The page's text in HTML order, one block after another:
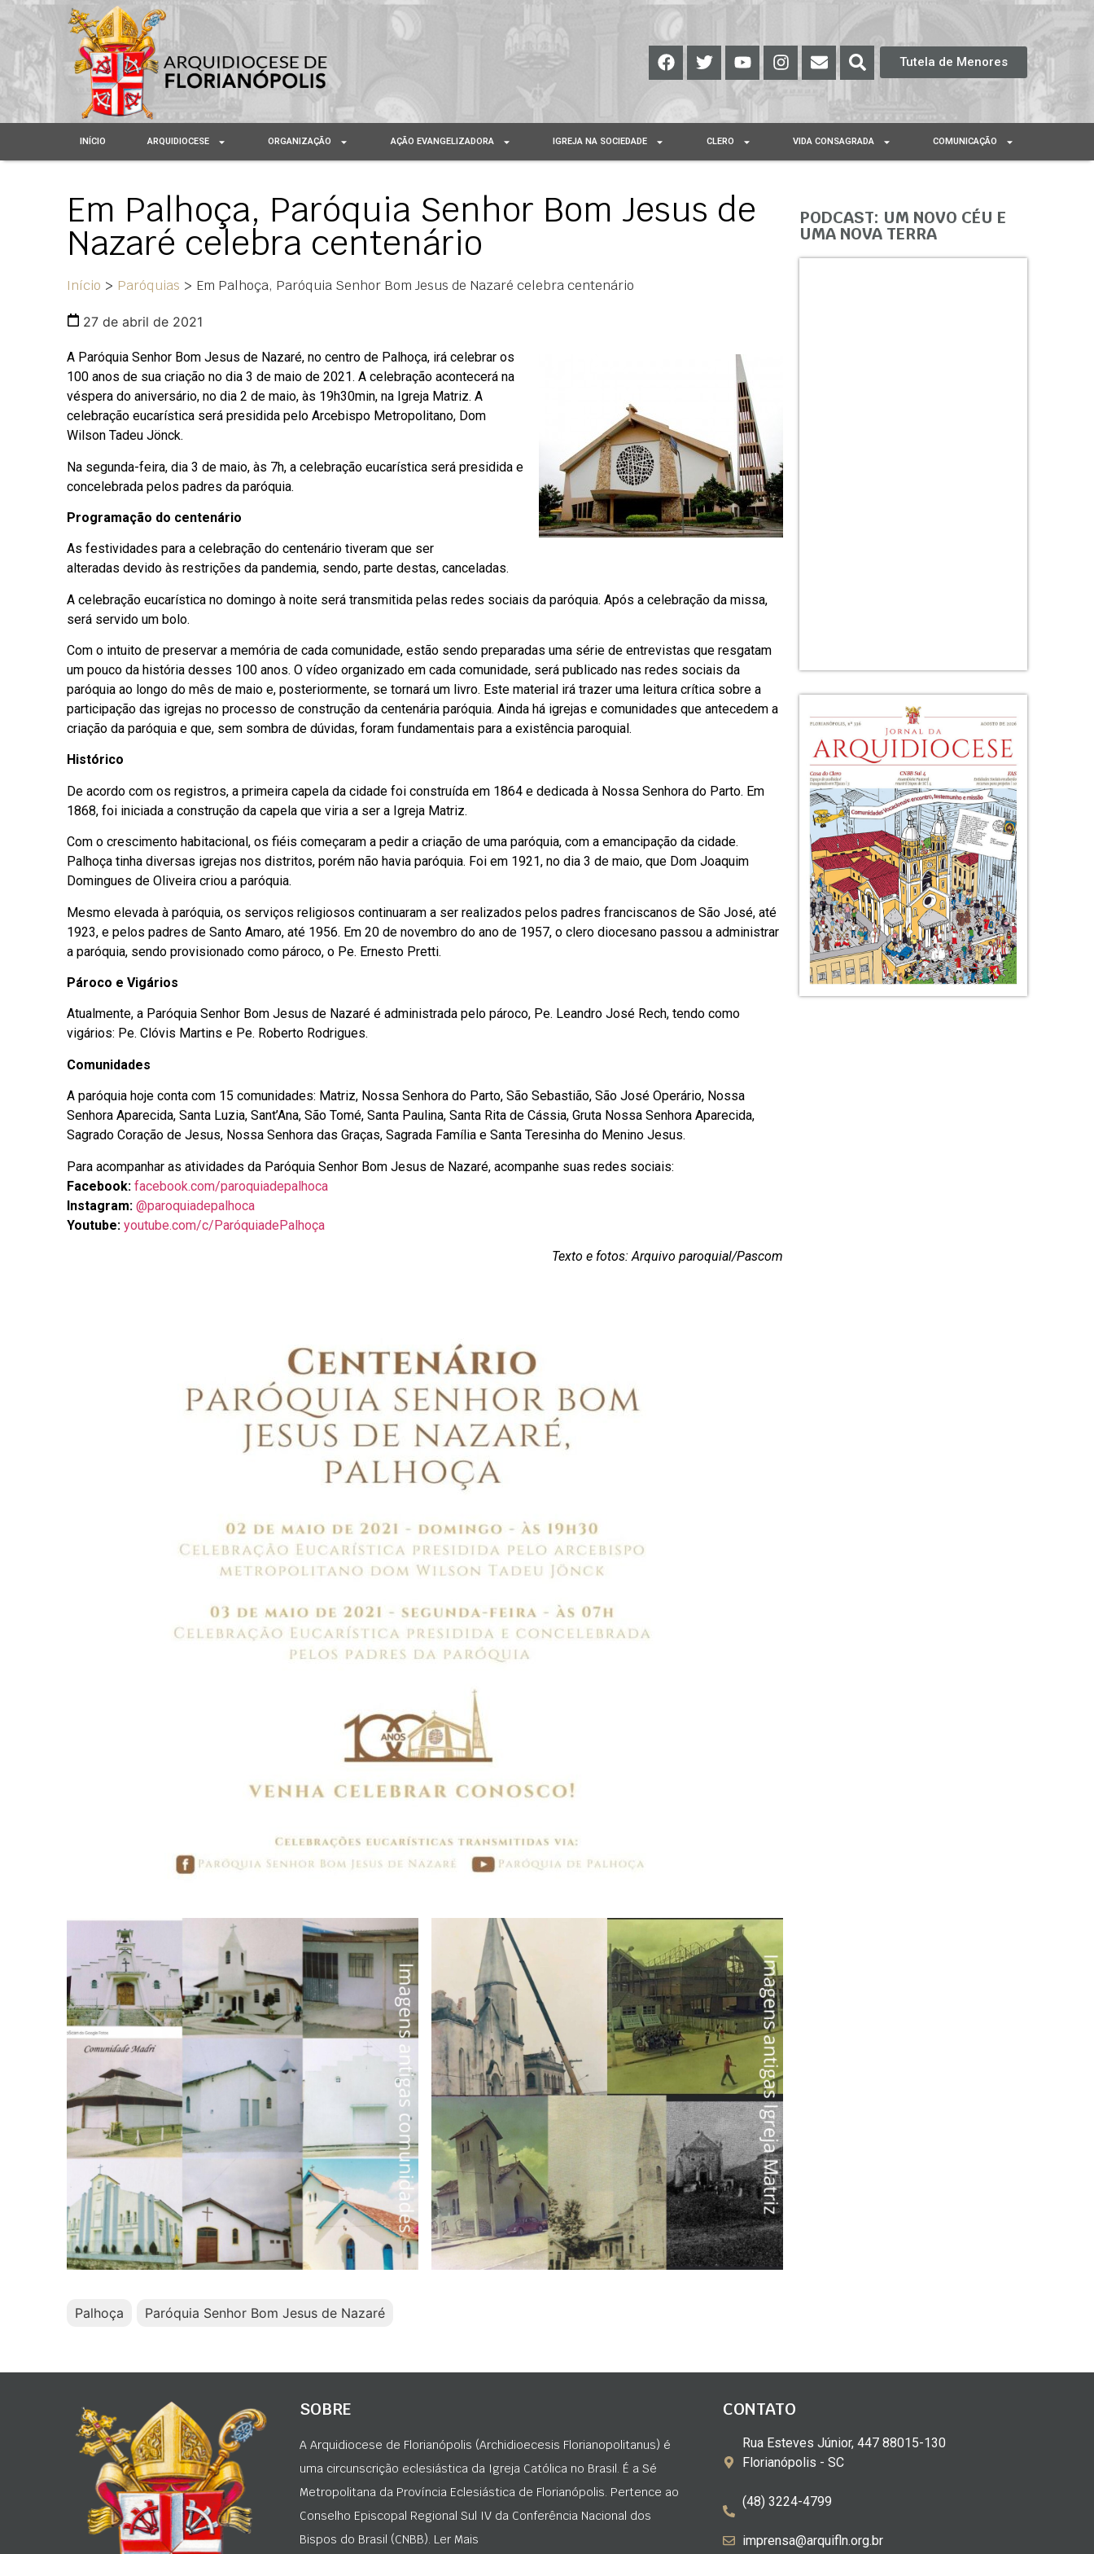
Tutela de Menores
INÍCIO ARQUIDIOCESE ORGANIZAÇÃO AÇÃO EVANGELIZADORA IGREJA NA SOCIEDADE CLERO VIDA CONSAGRADA COMUNICAÇÃO
Em Palhoça, Paróquia Senhor Bom Jesus de
Nazaré celebra centenário
Início > Paróquias > Em Palhoça, Paróquia Senhor Bom Jesus de Nazaré celebra centenário
27 de abril de 2021
A Paróquia Senhor Bom Jesus de Nazaré, no centro de Palhoça, irá celebrar os
100 anos de sua criação no dia 3 de maio de 2021. A celebração acontecerá na
véspera do aniversário, no dia 2 de maio, às 19h30min, na Igreja Matriz. A
celebração eucarística será presidida pelo Arcebispo Metropolitano, Dom
Wilson Tadeu Jönck.
Na segunda-feira, dia 3 de maio, às 7h, a celebração eucarística será presidida e
concelebrada pelos padres da paróquia.
Programação do centenário
As festividades para a celebração do centenário tiveram que ser
alteradas devido às restrições da pandemia, sendo, parte destas, canceladas.
A celebração eucarística no domingo à noite será transmitida pelas redes sociais da paróquia. Após a celebração da missa,
será servido um bolo.
Com o intuito de preservar a memória de cada comunidade, estão sendo preparadas uma série de entrevistas que resgatam
um pouco da história desses 100 anos. O vídeo organizado em cada comunidade, será publicado nas redes sociais da
paróquia ao longo do mês de maio e, posteriormente, se tornará um livro. Este material irá trazer uma leitura crítica sobre a
participação das igrejas no processo de construção da centenária paróquia. Ainda há igrejas e comunidades que antecedem a
criação da paróquia e que, sem sombra de dúvidas, foram fundamentais para a existência paroquial.
Histórico
De acordo com os registros, a primeira capela da cidade foi construída em 1864 e dedicada à Nossa Senhora do Parto. Em
1868, foi iniciada a construção da capela que viria a ser a Igreja Matriz.
Com o crescimento habitacional, os fiéis começaram a pedir a criação de uma paróquia, com a emancipação da cidade.
Palhoça tinha diversas igrejas nos distritos, porém não havia paróquia. Foi em 1921, no dia 3 de maio, que Dom Joaquim
Domingues de Oliveira criou a paróquia.
Mesmo elevada à paróquia, os serviços religiosos continuaram a ser realizados pelos padres franciscanos de São José, até
1923, e pelos padres de Santo Amaro, até 1956. Em 20 de novembro do ano de 1957, o clero diocesano passou a administrar
a paróquia, sendo provisionado como pároco, o Pe. Ernesto Pretti.
Pároco e Vigários
Atualmente, a Paróquia Senhor Bom Jesus de Nazaré é administrada pelo pároco, Pe. Leandro José Rech, tendo como
vigários: Pe. Clóvis Martins e Pe. Roberto Rodrigues.
Comunidades
A paróquia hoje conta com 15 comunidades: Matriz, Nossa Senhora do Parto, São Sebastião, São José Operário, Nossa
Senhora Aparecida, Santa Luzia, Sant’Ana, São Tomé, Santa Paulina, Santa Rita de Cássia, Gruta Nossa Senhora Aparecida,
Sagrado Coração de Jesus, Nossa Senhora das Graças, Sagrada Família e Santa Teresinha do Menino Jesus.
Para acompanhar as atividades da Paróquia Senhor Bom Jesus de Nazaré, acompanhe suas redes sociais:
Facebook: facebook.com/paroquiadepalhoca
Instagram: @paroquiadepalhoca
Youtube: youtube.com/c/ParóquiadePalhoça
Texto e fotos: Arquivo paroquial/Pascom
Palhoça Paróquia Senhor Bom Jesus de Nazaré
PODCAST: UM NOVO CÉU E
UMA NOVA TERRA
SOBRE
A Arquidiocese de Florianópolis (Archidioecesis Florianopolitanus) é
uma circunscrição eclesiástica da Igreja Católica no Brasil. É a Sé
Metropolitana da Província Eclesiástica de Florianópolis. Pertence ao
Conselho Episcopal Regional Sul IV da Conferência Nacional dos
Bispos do Brasil (CNBB). Ler Mais
CONTATO
Rua Esteves Júnior, 447 88015-130
Florianópolis - SC
(48) 3224-4799
imprensa@arquifln.org.br